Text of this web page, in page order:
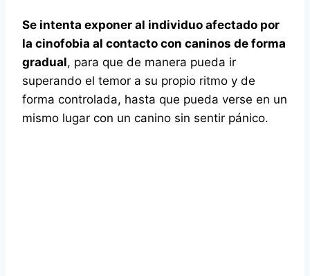
Se intenta exponer al individuo afectado por
la cinofobia al contacto con caninos de forma
gradual, para que de manera pueda ir
superando el temor a su propio ritmo y de
forma controlada, hasta que pueda verse en un
mismo lugar con un canino sin sentir pánico.